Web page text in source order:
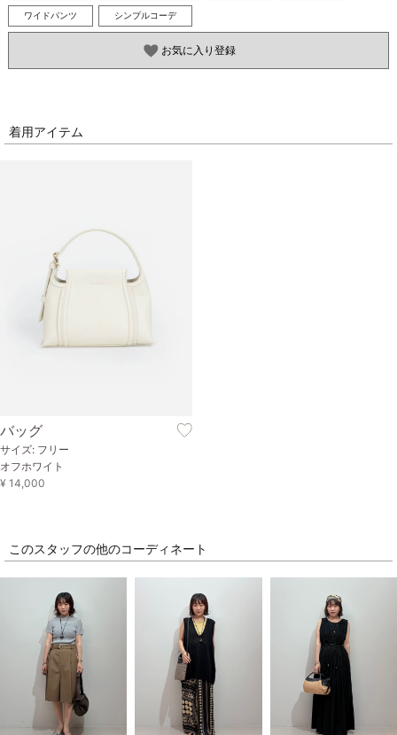
ワイドパンツ シンプルコーデ
お気に入り登録
着用アイテム
バッグ
サイズ: フリー
オフホワイト
¥ 14,000
このスタッフの他のコーディネート